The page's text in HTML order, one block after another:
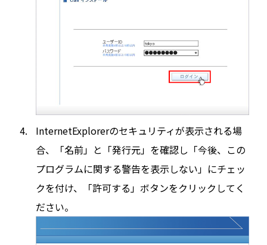
InternetExplorerのセキュリティが表示される場
合、「名前」と「発行元」を確認し「今後、この
プログラムに関する警告を表示しない」にチェッ
クを付け、「許可する」ボタンをクリックしてく
ださい。